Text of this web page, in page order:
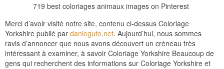
719 best coloriages animaux images on Pinterest
Merci d’avoir visité notre site, contenu ci-dessus Coloriage
Yorkshire publié par danieguto,net. Aujourd’hui, nous sommes
ravis d’annoncer que nous avons découvert un créneau très
intéressant à examiner, à savoir Coloriage Yorkshire Beaucoup de
gens qui recherchent des informations sur Coloriage Yorkshire et